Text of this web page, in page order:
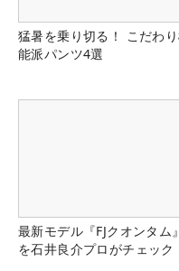
猛暑を乗り切る！ こだわ
能派パンツ4選
最新モデル『FJクオンタム』
を石井良介プロがチェック